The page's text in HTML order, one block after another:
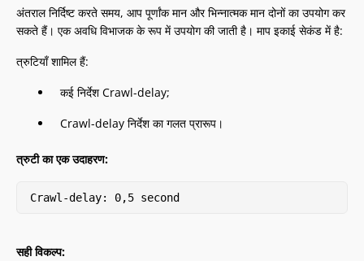
अंतराल निर्दिष्ट करते समय, आप पूर्णांक मान और भिन्नात्मक मान दोनों का उपयोग कर
सकते हैं। एक अवधि विभाजक के रूप में उपयोग की जाती है। माप इकाई सेकंड में है:
त्रुटियाँ शामिल हैं:
कई निर्देश Crawl-delay;
Crawl-delay निर्देश का गलत प्रारूप।
त्रुटी का एक उदाहरण:
Crawl-delay: 0,5 second
सही विकल्प: